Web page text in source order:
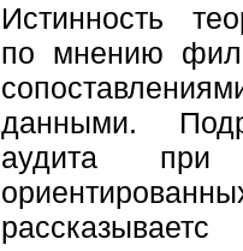
Истинность
по мнению
данными.
аудита